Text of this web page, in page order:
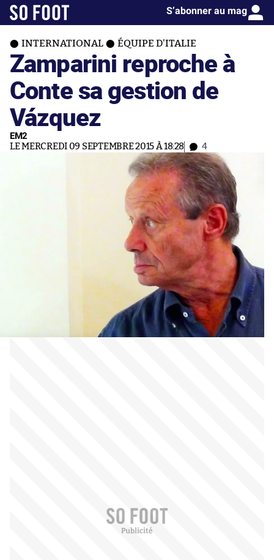
S’abonner au mag
INTERNATIONAL ÉQUIPE D'ITALIE
Zamparini reproche à
Conte sa gestion de
Vázquez
EM2
LE MERCREDI 09 SEPTEMBRE 2015 À 18:28 4